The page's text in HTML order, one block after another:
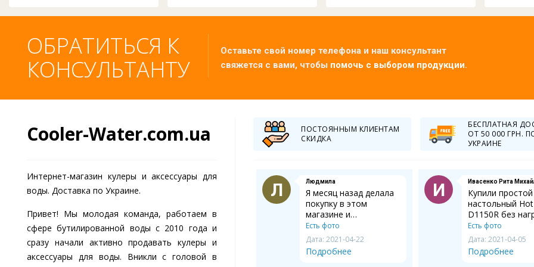
ОБРАТИТЬСЯ К
КОНСУЛЬТАНТУ
Оставьте свой номер телефона и наш консультант
свяжется с вами, чтобы помочь с выбором продукции.
Cooler-Water.com.ua
Интернет-магазин кулеры и аксессуары для
воды. Доставка по Украине.
Привет! Мы молодая команда, работаем в
сфере бутилированной воды c 2010 года и
сразу начали активно продавать кулеры и
аксессуары для воды. Вникли с головой в
500 ГРН ЗА
РАСПАКОВКОЙ!
СКИДКА ДО -20% ЗА
ПОДПИСКУ НА СОЦ.СЕТИ
ПОСТОЯННЫМ КЛИЕНТАМ
СКИДКА
БЕСПЛАТНАЯ
ОТ 50 000 ГРН.
УКРАИНЕ
большая семья
в
С заказом и
проблем
не было!
2019-12-16
Д Дмитрий Головко
диспенсера. Отлично
смотрится, хорошее
качество рисунка и
материал чехла
плотный - солнце
Есть фото
Дата: 2020-07-25
Подробнее
Л Людмила
Я месяц назад делала
покупку в этом
магазине и
сотрудничеством с
ним осталась
полностью довольна.
Нам с мужем
Есть фото
Дата: 2021-04-22
Подробнее
И Ивасенко Рита
Купили простой
настольный
D1150R без
без
денег стоит,
соответсвует
функционалу.
Есть фото
Дата: 2021-04-05
Подробнее